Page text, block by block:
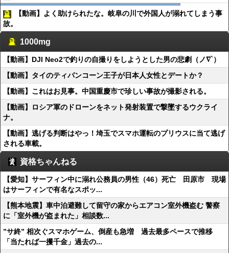
【動画】よく助けられたな。岐阜の川で外国人が溺れてしまう事
故。
1000mg
【動画】DJI Neo2で釣りの自撮りをしようとした男の悲劇（ノ∇`）
【動画】タイのティパンコーン王子が日本人女性とデートか？
【動画】これはお見事。中国重慶市で珍しい事故が撮影される。
【動画】ロシア軍のドローンをネット発射装置で撃墜するウクライ
ナ。
【動画】逃げる判断はやっ！埼玉でスマホ運転のプリウスに当て逃げ
される車載。
資格ちゃんねる
【愛知】サーフィン中に溺れ公務員の男性（46）死亡 田原市 現場
はサーフィンで有名なスポッ...
【熊本地震】車中泊避難して留守の家からエアコン室外機盗む 警察
に「室外機が盗まれた」相談数...
”サ終” 相次ぐスマホゲーム、倒産も急増 過去最多ペースで推移
「当たれば一攫千金」過去の...